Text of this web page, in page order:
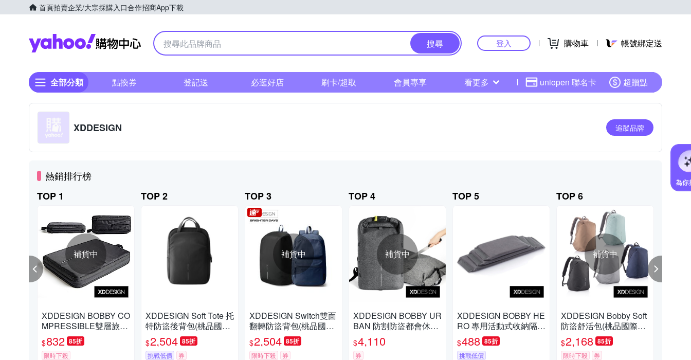
首頁拍賣企業/大宗採購入口合作招商App下載
Yahoo購物中心
搜尋 登入 購物車 帳號綁定送
全部分類 點換券 登記送 必逛好店 刷卡/超取 會員專享 看更多 uniopen 聯名卡 超贈點
XDDESIGN 追蹤品牌
熱銷排行榜
TOP 1
補貨中
XDDESIGN BOBBY CO
MPRESSIBLE雙層旅行
收納伸縮包(桃品國際公
司貨)
$832 85折
限時下殺
TOP 2
XDDESIGN Soft Tote 托
特防盜後背包(桃品國際
公司貨)
$2,504 85折
挑戰低價 券
TOP 3
補貨中
XDDESIGN Switch雙面
翻轉防盜背包(桃品國際
公司貨)
$2,504 85折
限時下殺 券
TOP 4
補貨中
XDDESIGN BOBBY UR
BAN 防割防盜都會休閒
包(桃品國際公司貨)
$4,110
券
TOP 5
XDDESIGN BOBBY HE
RO 專用活動式收納隔板
(桃品國際公司貨)
$488 85折
挑戰低價
TOP 6
補貨中
XDDESIGN Bobby Soft
防盜舒活包(桃品國際公
司貨)
$2,168 85折
限時下殺 券